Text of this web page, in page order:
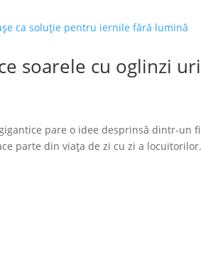
soarele cu oglinzi
pare o idee desprinsă dintr-un
parte din viața de zi cu zi a